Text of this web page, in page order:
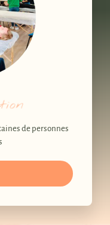
de personnes